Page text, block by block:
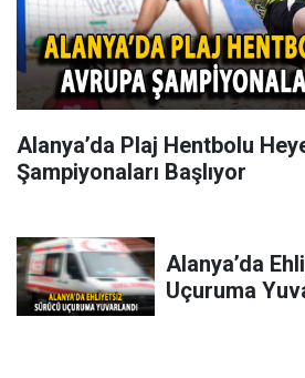
Alanya’da Plaj Hentbolu
Şampiyonaları Başlıyor
Alanya’da
Uçuruma